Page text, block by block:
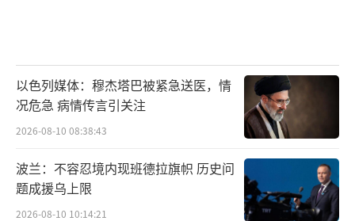
以色列媒体：穆杰塔巴被紧急送医，情
况危急 病情传言引关注
2026-08-10 08:38:43
波兰：不容忍境内现班德拉旗帜 历史问
题成援乌上限
2026-08-10 10:14:21